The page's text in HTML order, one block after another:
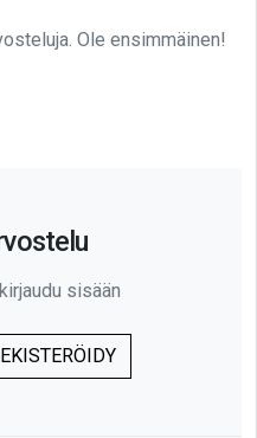
Ole ensimmäinen!
sisään